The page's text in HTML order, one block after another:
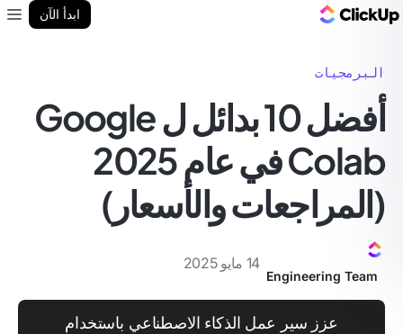
ابدأ الآن
البرمجيات
أفضل 10 بدائل ل Google
Colab في عام 2025
(المراجعات والأسعار)
Engineering Team
14 مايو 2025
عزز سير عمل الذكاء الاصطناعي باستخدام